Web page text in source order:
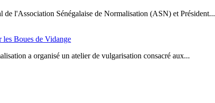
l'Association Sénégalaise de Normalisation (ASN) et Président...
les Boues de Vidange
a organisé un atelier de vulgarisation consacré aux...